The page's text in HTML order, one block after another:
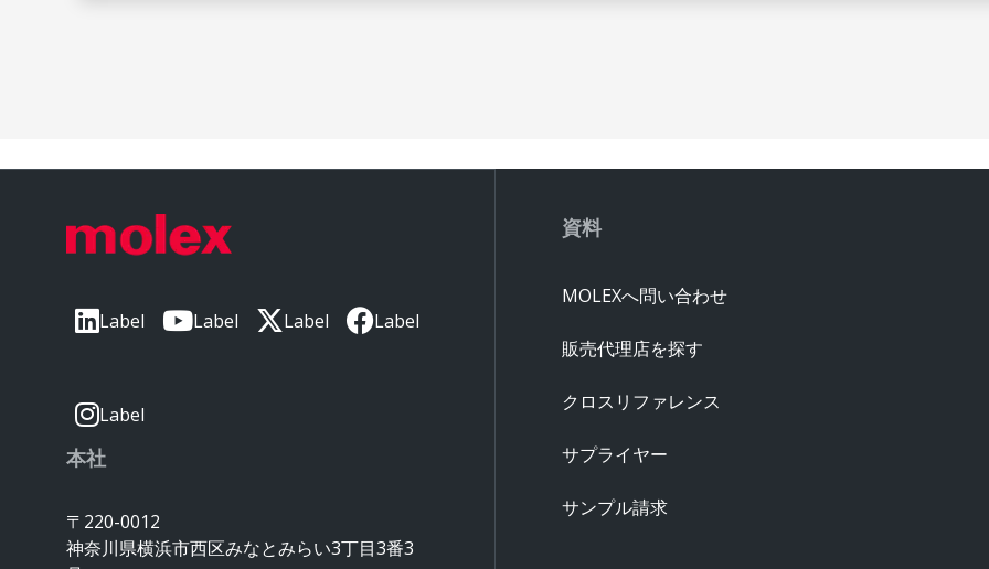
Label Label Label Label
Label
本社
〒220-0012
神奈川県横浜市西区みなとみらい3丁目3番3
資料
MOLEXへ問い合わせ
販売代理店を探す
クロスリファレンス
サプライヤー
サンプル請求